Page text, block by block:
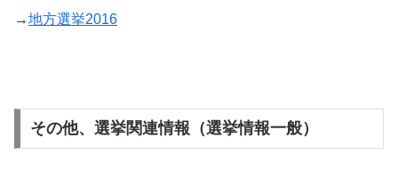
→地方選挙2016
その他、選挙関連情報（選挙情報一般）